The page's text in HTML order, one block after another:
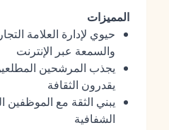
المميزات
حيوي لإدارة العلامة
والسمعة عبر الإنترنت
يجذب المرشحين
يقدرون الثقافة
يبني الثقة مع الموظفين
الشفافية